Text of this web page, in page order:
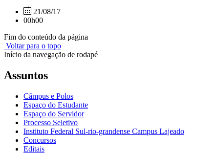
21/08/17
00h00
Fim do conteúdo da página
Voltar para o topo
Início da navegação de rodapé
Assuntos
Câmpus e Polos
Espaço do Estudante
Espaço do Servidor
Processo Seletivo
Instituto Federal Sul-rio-grandense Campus Lajeado
Concursos
Editais